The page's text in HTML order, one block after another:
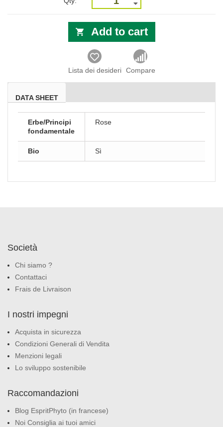
Add to cart
Lista dei desideri Compare
DATA SHEET
Erbe/Principi
fondamentale
Rose
Bio Sì
Società
Chi siamo ?
Contattaci
Frais de Livraison
I nostri impegni
Acquista in sicurezza
Condizioni Generali di Vendita
Menzioni legali
Lo sviluppo sostenibile
Raccomandazioni
Blog EspritPhyto (in francese)
Noi Consiglia ai tuoi amici